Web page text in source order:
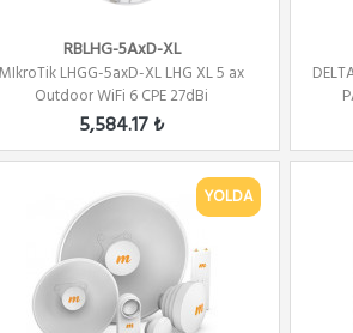
RBLHG-5AxD-XL
MIkroTik LHGG-5axD-XL LHG XL 5 ax
Outdoor WiFi 6 CPE 27dBi
5,584.17 ₺
YOLDA